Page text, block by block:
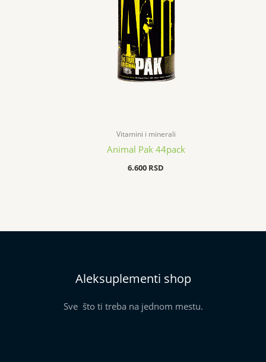
Vitamini i minerali
Animal Pak 44pack
6.600 RSD
Aleksuplementi shop
Sve što ti treba na jednom mestu.